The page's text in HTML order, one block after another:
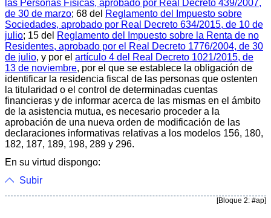
las Personas Físicas, aprobado por Real Decreto 439/2007,
de 30 de marzo; 68 del Reglamento del Impuesto sobre
Sociedades, aprobado por Real Decreto 634/2015, de 10 de
julio; 15 del Reglamento del Impuesto sobre la Renta de no
Residentes, aprobado por el Real Decreto 1776/2004, de 30
de julio, y por el artículo 4 del Real Decreto 1021/2015, de
13 de noviembre, por el que se establece la obligación de
identificar la residencia fiscal de las personas que ostenten
la titularidad o el control de determinadas cuentas
financieras y de informar acerca de las mismas en el ámbito
de la asistencia mutua, es necesario proceder a la
aprobación de una nueva orden de modificación de las
declaraciones informativas relativas a los modelos 156, 180,
182, 187, 189, 198, 289 y 296.
En su virtud dispongo:
Subir
[Bloque 2: #ap]